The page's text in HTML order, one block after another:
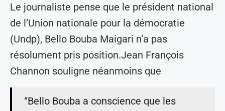
Le journaliste pense que le président national
de l’Union nationale pour la démocratie
(Undp), Bello Bouba Maigari n’a pas
résolument pris position.Jean François
Channon souligne néanmoins que
“Bello Bouba a conscience que les